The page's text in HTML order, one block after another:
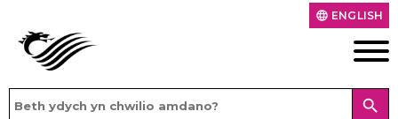
language ENGLISH
search